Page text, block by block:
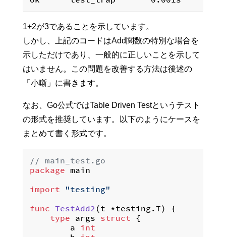
1+2が3であることを示しています。
しかし、上記のコードはAdd関数の特別な場合を
示しただけであり、一般的に正しいことを示して
はいません。この問題を改善する方法は後述の
「小噺」に書きます。
なお、Go公式ではTable Driven Testというテスト
の形式を推奨しています。以下のようにケースを
まとめて書く形式です。
// main_test.go
package main
import "testing"
func TestAdd2 (t *testing.T)
{
type args struct {
		a
int